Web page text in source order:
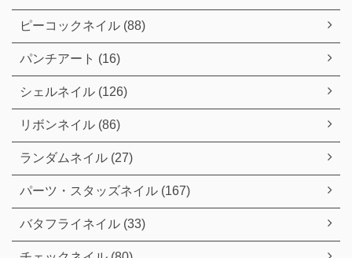
ピーコックネイル (88)
パンチアート (16)
シェルネイル (126)
リボンネイル (86)
ランダムネイル (27)
パーツ・スタッズネイル (167)
バタフライネイル (33)